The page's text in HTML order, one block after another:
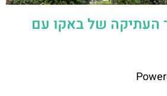
העתיקה של באקו עם